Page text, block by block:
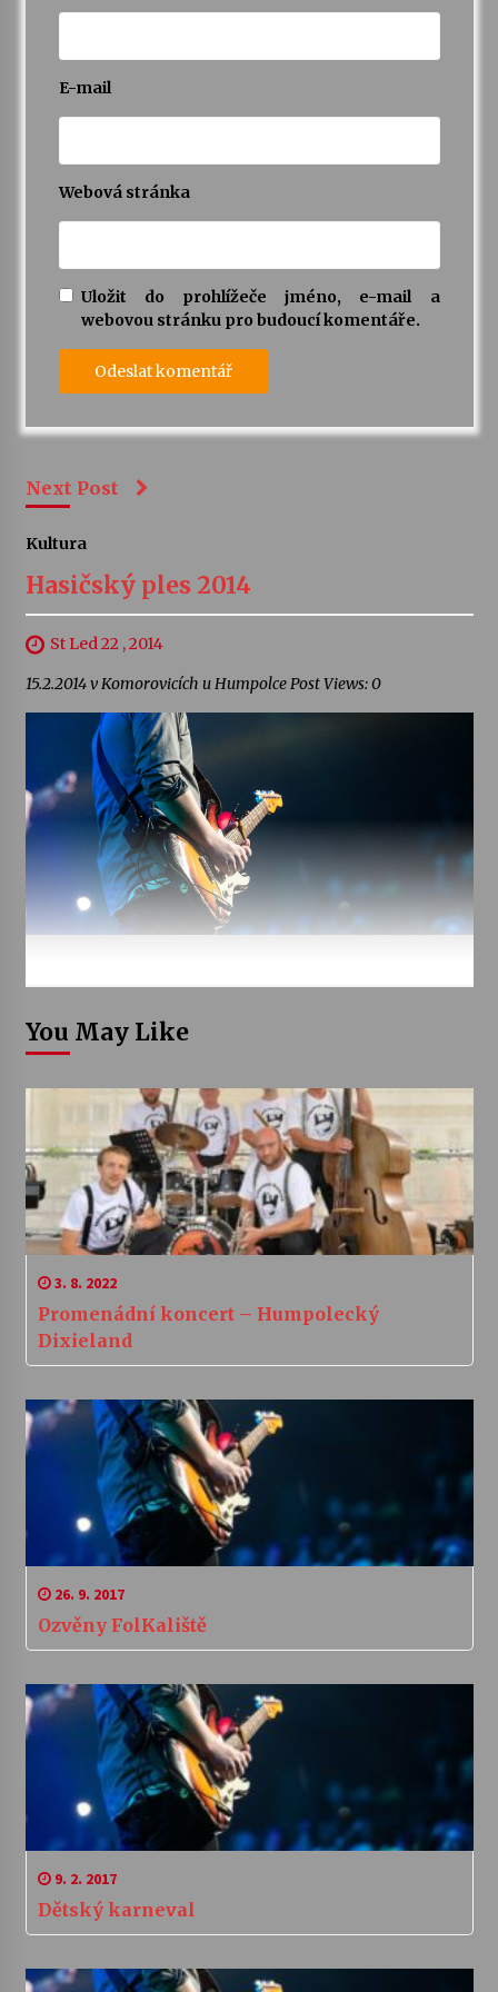
30. 6. 2026
E-mail
Webová stránka
Uložit do prohlížeče jméno, e-mail a
webovou stránku pro budoucí komentáře.
Next Post
Kultura
Hasičský ples 2014
St Led 22 , 2014
15.2.2014 v Komorovicích u Humpolce Post Views: 0
You May Like
3. 8. 2022
Promenádní koncert – Humpolecký
Dixieland
26. 9. 2017
Ozvěny FolKaliště
9. 2. 2017
Dětský karneval